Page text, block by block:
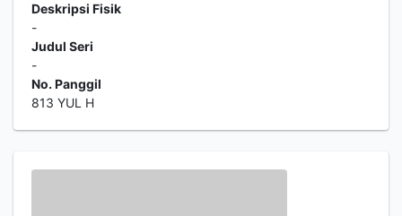
Deskripsi Fisik
-
Judul Seri
-
No. Panggil
813 YUL H